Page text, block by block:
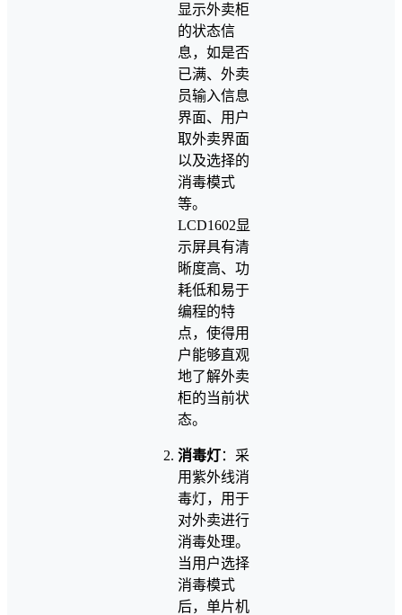
显示外卖柜
的状态信
息，如是否
已满、外卖
员输入信息
界面、用户
取外卖界面
以及选择的
消毒模式
等。
LCD1602显
示屏具有清
晰度高、功
耗低和易于
编程的特
点，使得用
户能够直观
地了解外卖
柜的当前状
态。
消毒灯：采
用紫外线消
毒灯，用于
对外卖进行
消毒处理。
当用户选择
消毒模式
后，单片机